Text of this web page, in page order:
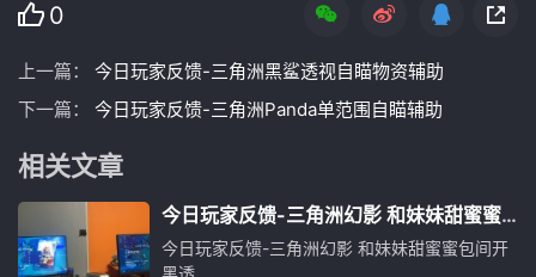
0
上一篇：
今日玩家反馈-三角洲黑鲨透视自瞄物资辅助
下一篇：
今日玩家反馈-三角洲Panda单范围自瞄辅助
相关文章
今日玩家反馈-三角洲幻影 和妹妹甜蜜蜜
包间开黑透
今日玩家反馈-三角洲幻影 和妹妹甜蜜蜜包间开